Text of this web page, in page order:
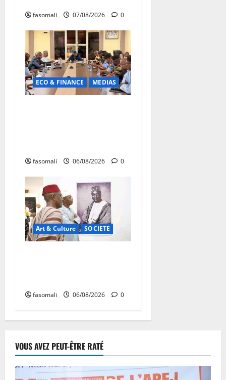
fasomali 07/08/2026 0
ECO & FINANCE MEDIAS
fasomali 06/08/2026 0
Art & Culture SOCIETE
fasomali 06/08/2026 0
VOUS AVEZ PEUT-ÊTRE RATÉ